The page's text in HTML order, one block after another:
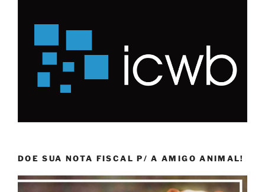
DOE SUA NOTA FISCAL P/ A AMIGO ANIMAL!